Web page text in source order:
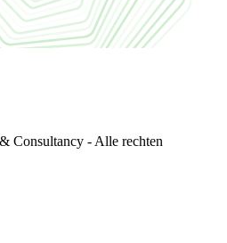
Consultancy - Alle rechten